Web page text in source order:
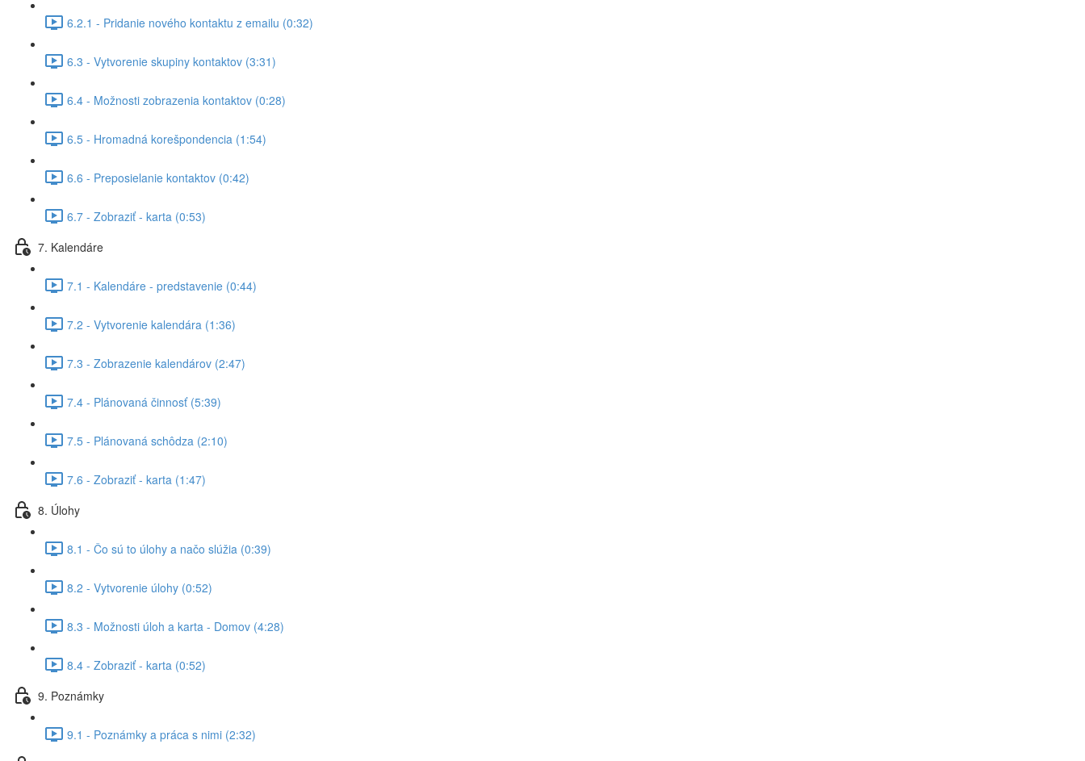
6.2.1 - Pridanie nového kontaktu z emailu (0:32)
6.3 - Vytvorenie skupiny kontaktov (3:31)
6.4 - Možnosti zobrazenia kontaktov (0:28)
6.5 - Hromadná korešpondencia (1:54)
6.6 - Preposielanie kontaktov (0:42)
6.7 - Zobraziť - karta (0:53)
7. Kalendáre
7.1 - Kalendáre - predstavenie (0:44)
7.2 - Vytvorenie kalendára (1:36)
7.3 - Zobrazenie kalendárov (2:47)
7.4 - Plánovaná činnosť (5:39)
7.5 - Plánovaná schôdza (2:10)
7.6 - Zobraziť - karta (1:47)
8. Úlohy
8.1 - Čo sú to úlohy a načo slúžia (0:39)
8.2 - Vytvorenie úlohy (0:52)
8.3 - Možnosti úloh a karta - Domov (4:28)
8.4 - Zobraziť - karta (0:52)
9. Poznámky
9.1 - Poznámky a práca s nimi (2:32)